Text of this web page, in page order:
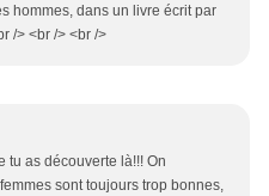
hommes, dans un livre écrit par
/> <br /> <br />
tu as découverte là!!! On
sont toujours trop bonnes,